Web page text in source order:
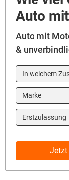
Auto
Auto mit
&
In welchem
Marke
Year
Jetzt